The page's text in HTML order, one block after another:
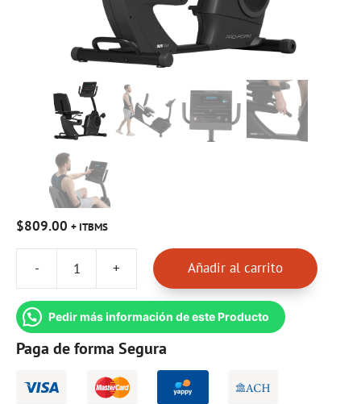
$809.00 + ITBMS
-
Recumbet
Proform
325
CSX
cantidad
+ Añadir al carrito
Pedir más información de este Producto
Paga de forma Segura